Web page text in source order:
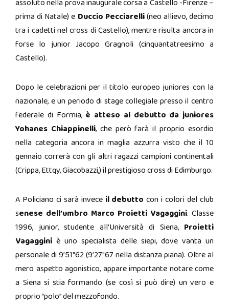
assoluto nella prova inaugurale corsa a Castello -Firenze –
prima di Natale) e Duccio Pecciarelli(neo allievo, decimo
tra i cadetti nel cross di Castello), mentre risulta ancora in
forse lo junior Jacopo Gragnoli (cinquantatreesimo a
Castello).
Dopo le celebrazioni per il titolo europeo juniores con la
nazionale, e un periodo di stage collegiale presso il centro
federale di Formia,è atteso al debutto da juniores
Yohanes Chiappinelli, che però farà il proprio esordio
nella categoria ancora in maglia azzurra visto che il 10
gennaio correrà con gli altri ragazzi campioni continentali
(Crippa, Ettqy, Giacobazzi,) il prestigioso cross di Edimburgo.
A Policiano ci sarà invece il debutto con i colori del club
senese dell’umbro Marco Proietti Vagaggini. Classe
1996, junior, studente all’Università di Siena, Proietti
Vagaggini è uno specialista delle siepi, dove vanta un
personale di 9’51″62 (9’27″67 nella distanza piana). Oltre al
mero aspetto agonistico, appare importante notare come
a Siena si stia formando (se così si può dire) un vero e
proprio “polo” del mezzofondo.